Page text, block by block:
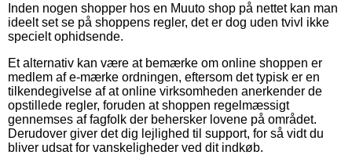
Inden nogen shopper hos en Muuto shop på nettet kan man
ideelt set se på shoppens regler, det er dog uden tvivl ikke
specielt ophidsende.
Et alternativ kan være at bemærke om online shoppen er
medlem af e-mærke ordningen, eftersom det typisk er en
tilkendegivelse af at online virksomheden anerkender de
opstillede regler, foruden at shoppen regelmæssigt
gennemses af fagfolk der behersker lovene på området.
Derudover giver det dig lejlighed til support, for så vidt du
bliver udsat for vanskeligheder ved dit indkøb.